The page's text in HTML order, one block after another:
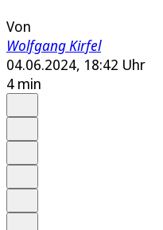
Von
Wolfgang Kirfel
04.06.2024, 18:42 Uhr
4 min